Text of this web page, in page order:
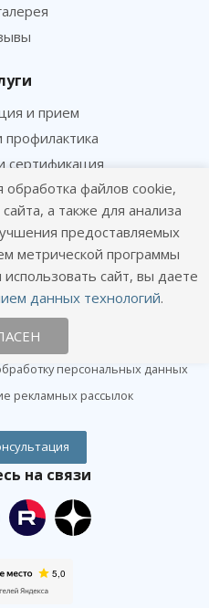
и прием
сертификация
и анализы
ортопедия
персональных данных
рекламных рассылок
на связи
обработка файлов cookie,
а также для анализа
предоставляемых
метрической программы
сайт, вы даете
данных технологий.